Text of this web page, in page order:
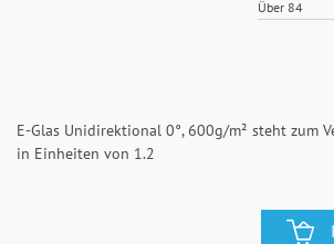
Über 84
E-Glas Unidirektional 0°, 600g/m² steht zum
in Einheiten von 1.2